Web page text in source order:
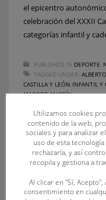
el epicentro
celebración del XXXII
categorías infantil y
PUBLISHED IN DEPORTE
TAGGED UNDER:
CASTILLA Y LEÓN INFANTIL Y
MAROTO MARTÍN
Utilizamos cookies
contenido de la web,
sociales y para analizar
uso de esta
rechazarla, y así
recopila y gestiona a
Al clicar en "Sí, Acepto",
consentimiento en